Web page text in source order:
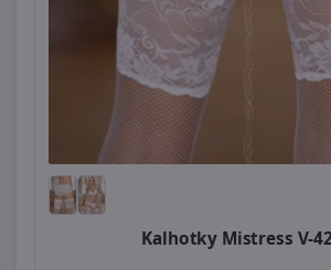
Kalhotky Mistress V-